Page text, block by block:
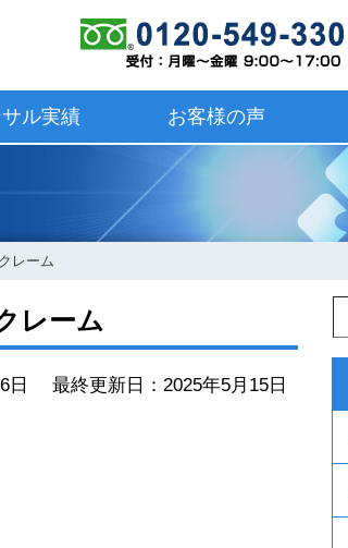
ル実績 お客様の声
レーム
レーム
日 最終更新日：2025年5月15日